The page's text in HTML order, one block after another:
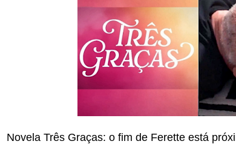
Novela Três Graças: o fim de Ferette está